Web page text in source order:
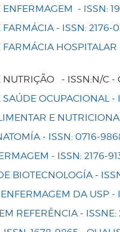
ENFERMAGEM - ISSN:
FARMÁCIA - ISSN: 2176-
NUTRIÇÃO - ISSN:N/C -
OCUPACIONAL -
E
- ISSN: 0716-
- ISSN: 2176-
BIOTECNOLOGÍA -
DA USP
REFERÊNCIA -